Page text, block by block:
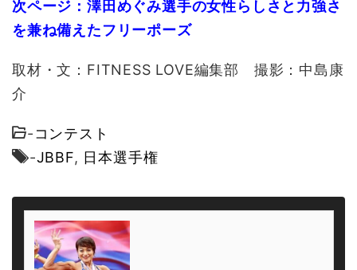
次ページ：澤田めぐみ選手の女性らしさと力強さ
を兼ね備えたフリーポーズ
取材・文：FITNESS LOVE編集部 撮影：中島康
介
-コンテスト
-JBBF, 日本選手権